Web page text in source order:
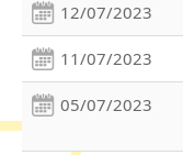
12/07/2023
11/07/2023
05/07/2023